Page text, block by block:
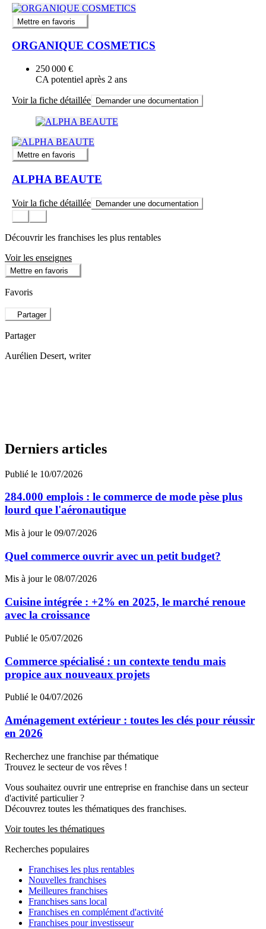
Mettre en favoris
ORGANIQUE COSMETICS
250 000 €
CA potentiel après 2 ans
Voir la fiche détaillée Demander une documentation
Mettre en favoris
ALPHA BEAUTE
Voir la fiche détaillée Demander une documentation
Découvrir les franchises les plus rentables
Voir les enseignes
Mettre en favoris
Favoris
Partager
Partager
Aurélien Desert, writer
Derniers articles
Publié le 10/07/2026
284.000 emplois : le commerce de mode pèse plus
lourd que l'aéronautique
Mis à jour le 09/07/2026
Quel commerce ouvrir avec un petit budget?
Mis à jour le 08/07/2026
Cuisine intégrée : +2% en 2025, le marché renoue
avec la croissance
Publié le 05/07/2026
Commerce spécialisé : un contexte tendu mais
propice aux nouveaux projets
Publié le 04/07/2026
Aménagement extérieur : toutes les clés pour réussir
en 2026
Recherchez une franchise par thématique
Trouvez le secteur de vos rêves !
Vous souhaitez ouvrir une entreprise en franchise dans un secteur
d'activité particulier ?
Découvrez toutes les thématiques des franchises.
Voir toutes les thématiques
Recherches populaires
Franchises les plus rentables
Nouvelles franchises
Meilleures franchises
Franchises sans local
Franchises en complément d'activité
Franchises pour investisseur